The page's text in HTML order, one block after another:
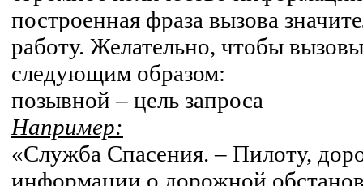
построенная фраза вызова
работу. Желательно, чтобы
следующим образом:
позывной – цель запроса
Например:
«Служба Спасения. – Пилоту,
информации о дорожной